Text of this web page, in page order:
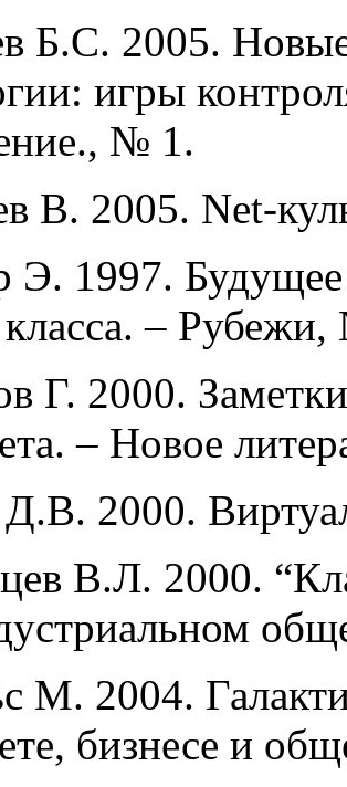
Б.С. 2005.
игры
№ 1.
В. 2005. Net-
Э. 1997.
–
Г. 2000.
– Новое
2000.
В.Л. 2000.
М. 2004.
бизнесе и